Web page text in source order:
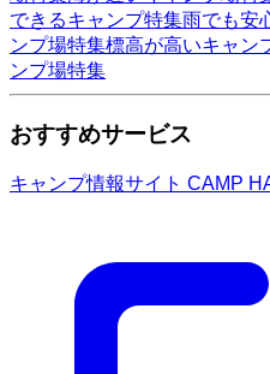
できるキャンプ特集雨でも安
ンプ場特集標高が高いキャン
ンプ場特集
おすすめサービス
キャンプ情報サイト CAMP